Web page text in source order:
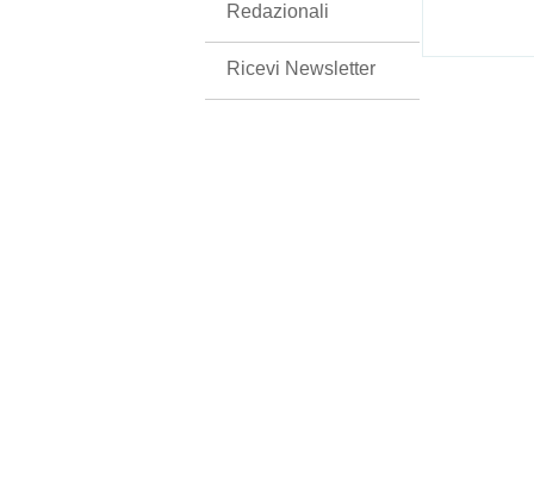
Redazionali
Ricevi Newsletter